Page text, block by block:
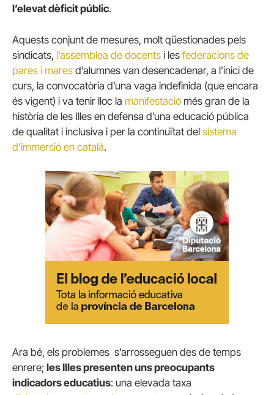
l’elevat dèficit públic.
Aquests conjunt de mesures, molt qüestionades pels
sindicats, l’assemblea de docents i les federacions de
pares i mares d’alumnes van desencadenar, a l’inici de
curs, la convocatòria d’una vaga indefinida (que encara
és vigent) i va tenir lloc la manifestació més gran de la
història de les Illes en defensa d’una educació pública
de qualitat i inclusiva i per la continuïtat del sistema
d’immersió en català.
Ara bé, els problemes s’arrosseguen des de temps
enrere; les Illes presenten uns preocupants
indicadors educatius: una elevada taxa